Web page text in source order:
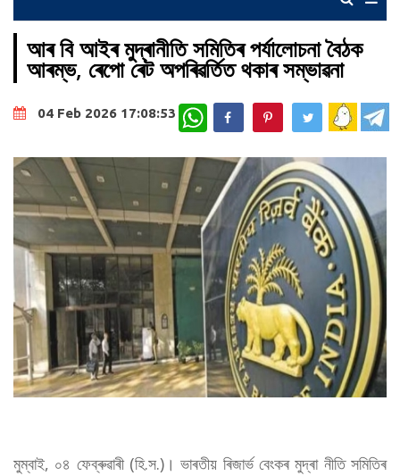
আৰ বি আইৰ মুদ্ৰানীতি সমিতিৰ পৰ্যালোচনা বৈঠক
আৰম্ভ, ৰেপো ৰেট অপৰিৱৰ্তিত থকাৰ সম্ভাৱনা
04 Feb 2026 17:08:53 WhatsApp
মুম্বাই, ০৪ ফেব্ৰুৱাৰী (হি.স.)। ভাৰতীয় ৰিজাৰ্ভ বেংকৰ মুদ্ৰা নীতি সমিতিৰ